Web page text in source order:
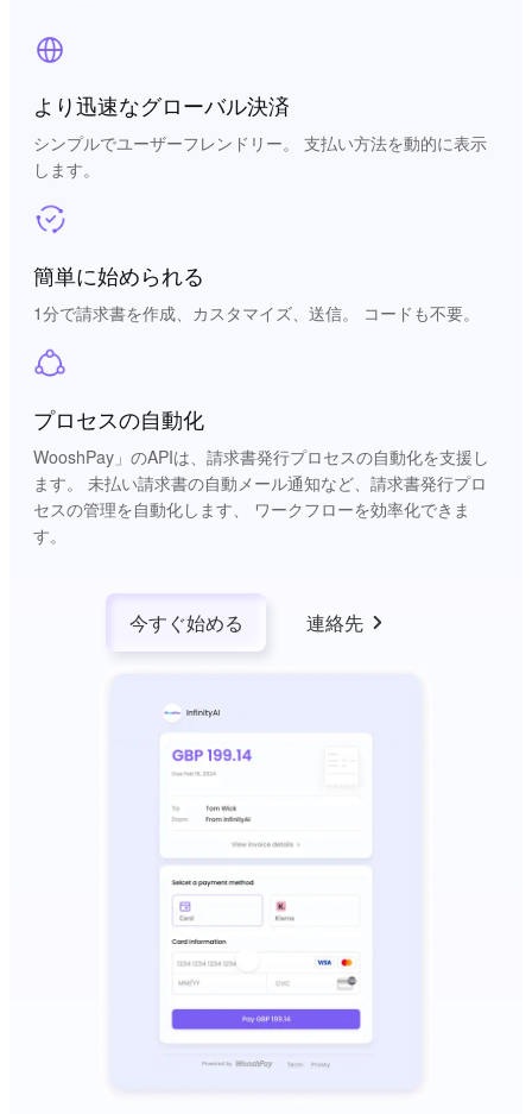
より迅速なグローバル決済
シンプルでユーザーフレンドリー。 支払い方法を動的に表示
します。
簡単に始められる
1分で請求書を作成、カスタマイズ、送信。 コードも不要。
プロセスの自動化
WooshPay」のAPIは、請求書発行プロセスの自動化を支援し
ます。 未払い請求書の自動メール通知など、請求書発行プロ
セスの管理を自動化します、 ワークフローを効率化できま
す。
今すぐ始める 連絡先